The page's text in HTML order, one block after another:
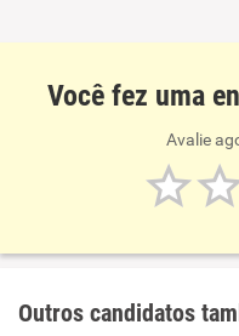
Você fez uma
Avalie
Outros candidatos